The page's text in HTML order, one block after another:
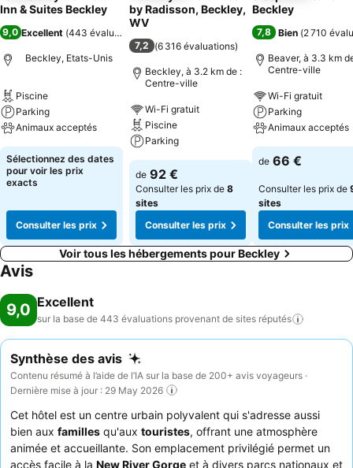
Inn & Suites Beckley
9,0 Excellent (443 évaluations
Beckley, Etats-Unis
Piscine
Parking
Animaux acceptés
Sélectionnez des dates
pour voir les prix
exacts
Consulter les prix
by Radisson, Beckley,
WV
7,2 (6 316 évaluations)
Beckley, à 3.2 km de :
Centre-ville
Wi-Fi gratuit
Piscine
Parking
de 92 €
Consulter les prix de 8
sites
Consulter les prix
Beckley
7,8 Bien (2 710
Beaver, à 3.3 km
Centre-ville
Wi-Fi gratuit
Parking
Animaux acceptés
de 66 €
Consulter les prix de
sites
Consulter les prix
Voir tous les hébergements pour Beckley
Avis
9,0 Excellent
sur la base de 443 évaluations provenant de sites réputés
Synthèse des avis
Contenu résumé à l’aide de l’IA sur la base de 200+ avis voyageurs ·
Dernière mise à jour : 29 May 2026
Cet hôtel est un centre urbain polyvalent qui s'adresse aussi
bien aux familles qu'aux touristes, offrant une atmosphère
animée et accueillante. Son emplacement privilégié permet un
accès facile à la New River Gorge et à divers parcs nationaux et